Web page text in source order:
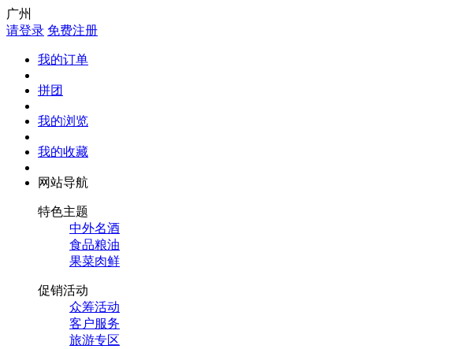
广州
请登录 免费注册
我的订单
拼团
我的浏览
我的收藏
网站导航
特色主题
中外名酒
食品粮油
果菜肉鲜
促销活动
众筹活动
客户服务
旅游专区